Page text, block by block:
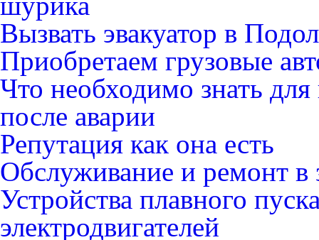
Вызвать эвакуатор в
Приобретаем грузовые
Что необходимо знать
после аварии
Репутация как она есть
Обслуживание и ремонт в
Устройства плавного
электродвигателей